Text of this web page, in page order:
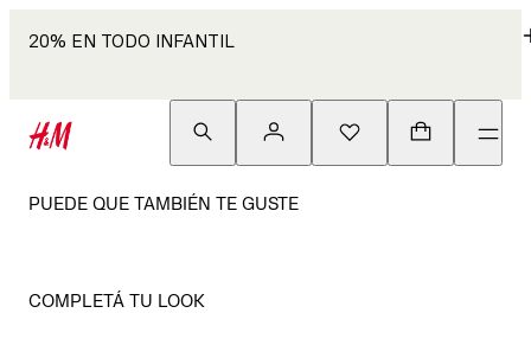
20% EN TODO INFANTIL
PUEDE QUE TAMBIÉN TE GUSTE
COMPLETÁ TU LOOK